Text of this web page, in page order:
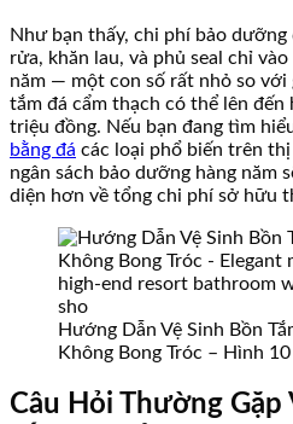
Như bạn thấy, chi phí bảo
rửa, khăn lau, và phủ seal chỉ
năm — một con số rất nhỏ so
tắm đá cẩm thạch có thể lên đến
triệu đồng. Nếu bạn đang tìm
bằng đá các loại phổ biến trên
ngân sách bảo dưỡng hàng năm
diện hơn về tổng chi phí sở hữu
Hướng Dẫn Vệ Sinh Bồn
Không Bong Tróc – Hình 10
Câu Hỏi Thường Gặp